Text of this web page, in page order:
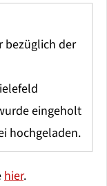
bezüglich der
eingeholt
hochgeladen.
hier.